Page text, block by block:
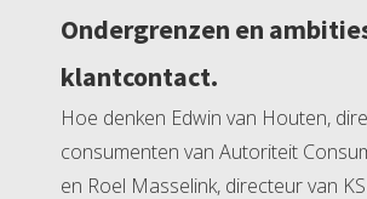
Ondergrenzen en
klantcontact.
Hoe denken Edwin van Houten,
consumenten van Autoriteit
en Roel Masselink, directeur van